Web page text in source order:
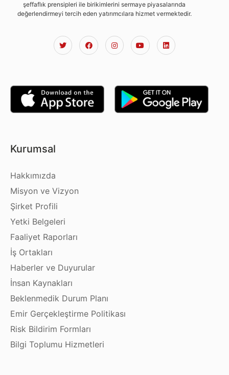
şeffaflık prensipleri ile birikimlerini sermaye piyasalarında
değerlendirmeyi tercih eden yatırımcılara hizmet vermektedir.
Kurumsal
Hakkımızda
Misyon ve Vizyon
Şirket Profili
Yetki Belgeleri
Faaliyet Raporları
İş Ortakları
Haberler ve Duyurular
İnsan Kaynakları
Beklenmedik Durum Planı
Emir Gerçekleştirme Politikası
Risk Bildirim Formları
Bilgi Toplumu Hizmetleri